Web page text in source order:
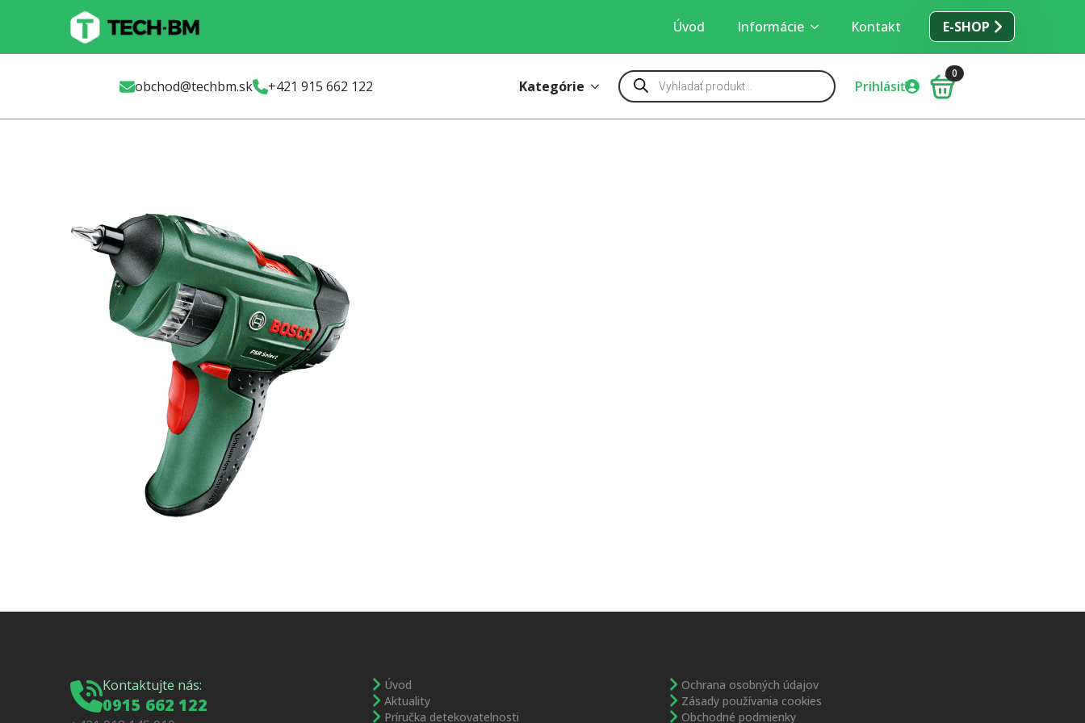
main
Úvod Informácie Kontakt E-SHOP
obchod@techbm.sk +421 915 662 122 Kategórie
Products
search Prihlásiť
0
Kontaktujte nás:
0915 662 122
Úvod
Aktuality
Príručka detekovatelnosti
Ochrana osobných údajov
Zásady používania cookies
Obchodné podmienky